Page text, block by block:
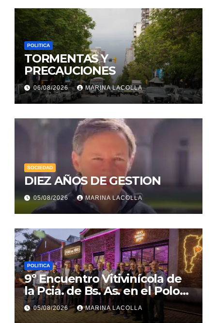
POLITICA
TORMENTAS Y
PRECAUCIONES
06/08/2026 MARINA LACOLLA
SOCIEDAD
DIEZ AÑOS DE GESTION
05/08/2026 MARINA LACOLLA
POLITICA
9º Encuentro Vitivinícola de
la Pcia. de Bs. As. en el Polo
Gastronómico de Malvinas
Argentinas
05/08/2026 MARINA LACOLLA